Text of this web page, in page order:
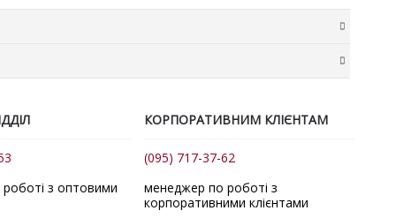
у розмірі 20 грн + 2% від суми замовлення. Комісія
замовлень відбувається за тарифами перевізника
доставки розраховується нашим менеджером
з оптовими
КОРПОРАТИВНИМ КЛІЄНТАМ
(095) 717-37-62
менеджер по роботі з
корпоративними клієнтами